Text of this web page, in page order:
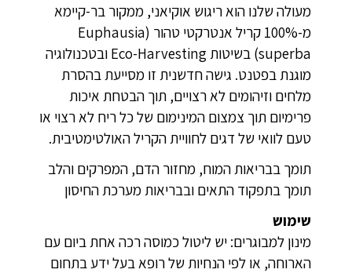
מעולה שלנו הוא ריגוש אוקיאני, ממקור בר-קיימא
מ-100% קריל אנטרקטי טהור (Euphausia
superba) בשיטות Eco-Harvesting‎ ובטכנולוגיה
מוגנת בפטנט. גישה חדשנית זו מסייעת בהסרת
מלחים וזיהומים לא רצויים, תוך הבטחת איכות
פרימיום תוך צמצום המינימום של כל ריח לא רצוי או
טעם לוואי של דגים לחוויית הקריל האולטימטיבית.
תומך בבריאות המוח, מחזור הדם, המפרקים והלב
תומך בתפקוד התאים ובבריאות מערכת החיסון
שימוש
מינון למבוגרים: יש ליטול כמוסה רכה אחת ביום עם
הארוחה, או לפי הנחיות של רופא בעל ידע בתחום